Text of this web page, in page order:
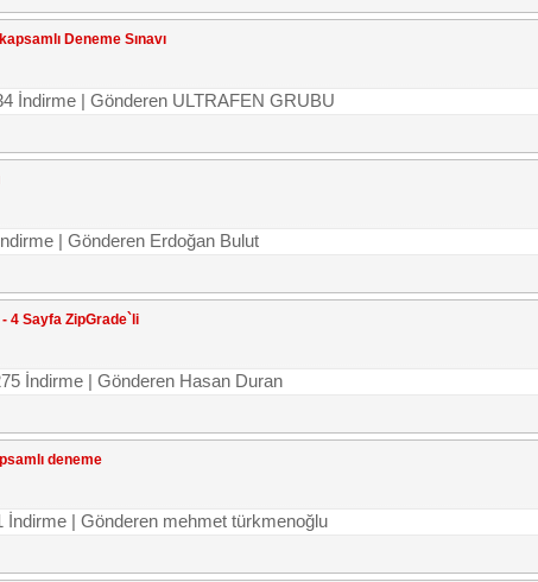
Deneme Sınavı
İndirme | Gönderen ULTRAFEN GRUBU
| Gönderen Erdoğan Bulut
4 Sayfa ZipGrade`li
İndirme | Gönderen Hasan Duran
deneme
İndirme | Gönderen mehmet türkmenoğlu